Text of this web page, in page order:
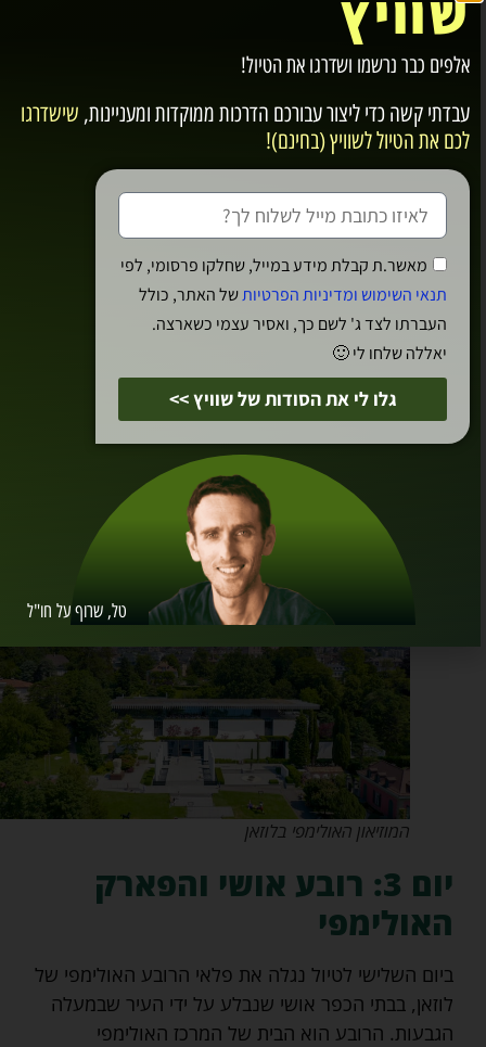
החנויות והמסעדות.
נמשיך אל עברהגראן פון Grand Pont
שנבנה מעל נתיב הנחל פלון Flon שכיום יובש.
ומציע תצפיות נוף מרהיבות על חלקיה העתיקים
של לוזאן.
מגדל בל אייר Tour de Bel-Air
המודרני, גורד השחקים הראשון של מרכז העיר
שנבנה בשנות השלושים של המאה ה-20.
בסמוך למגדל, אולם התיאטרון הוינטג' של
מטרופול Salle Métropole
שצמוד אליו קניון
יחסית חדיש.
נלך מצפון לגשר לרחובות השופינג המודרניים של
הרובע, שבמרכזן
Laurentהקטנה, כנסייה מעוצבת להפליא
בסגנון ניאו קלאסי שנבנתה בתחילת המאה
המוזיאון האולימפי בלוזאן
יום 3: רובע אושי והפארק
האולימפי
ביום השלישי לטיול נגלה את פלאי הרובע האולימפי של
לוזאן, בבתי הכפר אושי שנבלע על ידי העיר שבמעלה
הגבעות. הרובע הוא הבית של המרכז האולימפי
אלפים כבר נרשמו ושדרגו את הטיול!
עבדתי קשה כדי ליצור עבורכםהדרכות ממוקדות ומעניינות,שישדרגו
לכם את הטיול לשוויץ (בחינם)!
מאשר.ת קבלת מידע במייל, שחלקו פרסומי, לפי
תנאי השימוש ומדיניות הפרטיותשל האתר, כולל
העברתו לצד ג' לשם כך, ואסיר עצמי כשארצה.
יאללה שלחו לי 🙂
גלו לי את הסודות של שוויץ >>
טל, שרוף על חו"ל